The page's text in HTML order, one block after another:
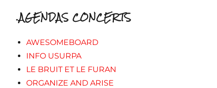
.AGENDAS CONCERTS
AWESOMEBOARD
INFO USURPA
LE BRUIT ET LE FURAN
ORGANIZE AND ARISE